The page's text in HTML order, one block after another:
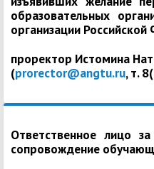
образовательных
организации
проректор Истомина
(prorector@angtu.ru, т.
Ответственное лицо за
сопровождение